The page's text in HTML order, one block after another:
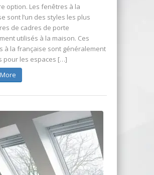
option. Les fenêtres à la
sont l’un des styles les plus
de cadres de porte
utilisés à la maison. Ces
à la française sont généralement
pour les espaces […]